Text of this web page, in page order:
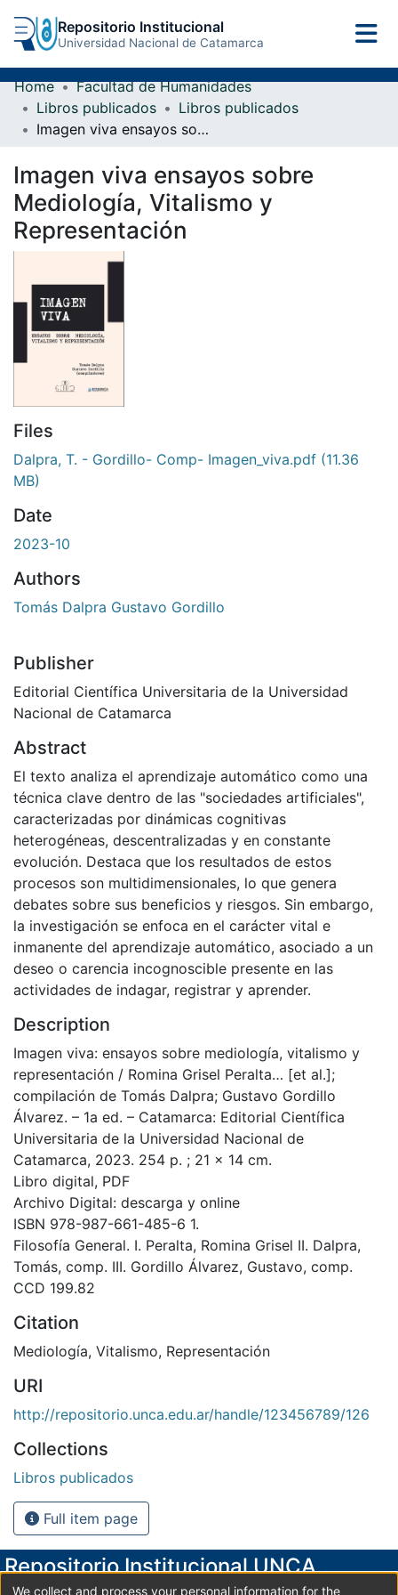
Repositorio Institucional
Universidad Nacional de Catamarca
Home
Facultad de Humanidades
Libros publicados
Libros publicados
Imagen viva ensayos sobre Mediología, Vitalismo y Representación
Imagen viva ensayos sobre
Mediología, Vitalismo y
Representación
Files
Dalpra, T. - Gordillo- Comp- Imagen_viva.pdf (11.36
MB)
Date
2023-10
Authors
Tomás Dalpra Gustavo Gordillo
Publisher
Editorial Científica Universitaria de la Universidad
Nacional de Catamarca
Abstract
El texto analiza el aprendizaje automático como una
técnica clave dentro de las "sociedades artificiales",
caracterizadas por dinámicas cognitivas
heterogéneas, descentralizadas y en constante
evolución. Destaca que los resultados de estos
procesos son multidimensionales, lo que genera
debates sobre sus beneficios y riesgos. Sin embargo,
la investigación se enfoca en el carácter vital e
inmanente del aprendizaje automático, asociado a un
deseo o carencia incognoscible presente en las
actividades de indagar, registrar y aprender.
Description
Imagen viva: ensayos sobre mediología, vitalismo y
representación / Romina Grisel Peralta… [et al.];
compilación de Tomás Dalpra; Gustavo Gordillo
Álvarez. – 1a ed. – Catamarca: Editorial Científica
Universitaria de la Universidad Nacional de
Catamarca, 2023. 254 p. ; 21 x 14 cm.
Libro digital, PDF
Archivo Digital: descarga y online
ISBN 978-987-661-485-6 1.
Filosofía General. I. Peralta, Romina Grisel II. Dalpra,
Tomás, comp. III. Gordillo Álvarez, Gustavo, comp.
CCD 199.82
Citation
Mediología, Vitalismo, Representación
URI
http://repositorio.unca.edu.ar/handle/123456789/126
Collections
Libros publicados
Full item page
Repositorio Institucional UNCA
We collect and process your personal information for the